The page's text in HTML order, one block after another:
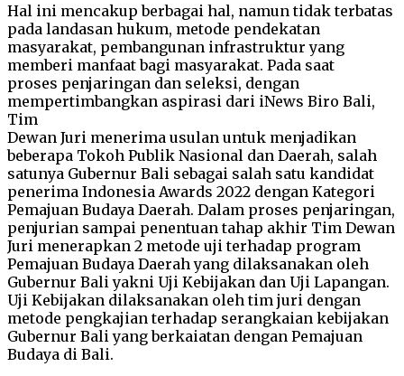
Hal ini mencakup berbagai hal, namun tidak terbatas
pada landasan hukum, metode pendekatan
masyarakat, pembangunan infrastruktur yang
memberi manfaat bagi masyarakat. Pada saat
proses penjaringan dan seleksi, dengan
mempertimbangkan aspirasi dari iNews Biro Bali,
Tim
Dewan Juri menerima usulan untuk menjadikan
beberapa Tokoh Publik Nasional dan Daerah, salah
satunya Gubernur Bali sebagai salah satu kandidat
penerima Indonesia Awards 2022 dengan Kategori
Pemajuan Budaya Daerah. Dalam proses penjaringan,
penjurian sampai penentuan tahap akhir Tim Dewan
Juri menerapkan 2 metode uji terhadap program
Pemajuan Budaya Daerah yang dilaksanakan oleh
Gubernur Bali yakni Uji Kebijakan dan Uji Lapangan.
Uji Kebijakan dilaksanakan oleh tim juri dengan
metode pengkajian terhadap serangkaian kebijakan
Gubernur Bali yang berkaiatan dengan Pemajuan
Budaya di Bali.